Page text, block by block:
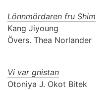
Lönnmördaren fru Shim
Kang Jiyoung
Övers. Thea Norlander
Vi var gnistan
Otoniya J. Okot Bitek